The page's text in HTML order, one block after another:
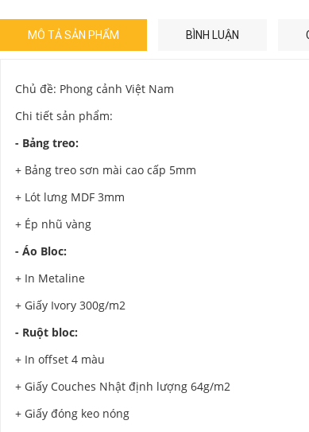
MÔ TẢ SẢN PHẨM BÌNH LUẬN
Chủ đề: Phong cảnh Việt Nam
Chi tiết sản phẩm:
- Bảng treo:
+ Bảng treo sơn mài cao cấp 5mm
+ Lót lưng MDF 3mm
+ Ép nhũ vàng
- Áo Bloc:
+ In Metaline
+ Giấy Ivory 300g/m2
- Ruột bloc:
+ In offset 4 màu
+ Giấy Couches Nhật định lượng 64g/m2
+ Giấy đóng keo nóng